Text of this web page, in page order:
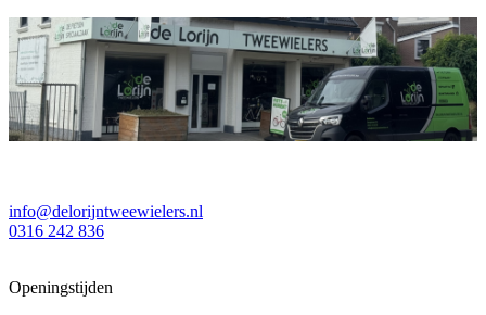
info@delorijntweewielers.nl
0316 242 836
Openingstijden